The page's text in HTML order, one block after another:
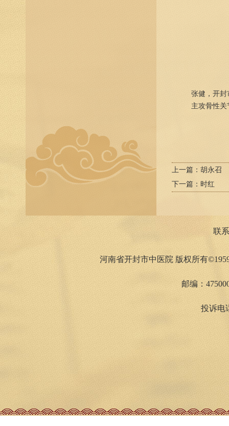
张健，开封市
主攻骨性关节
上一篇： 胡永召
下一篇： 时红
联
河南省开封市中医院 版权所有
邮编：
投诉电